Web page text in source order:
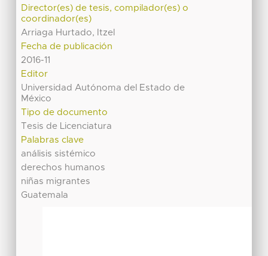
Director(es) de tesis, compilador(es) o
coordinador(es)
Arriaga Hurtado, Itzel
Fecha de publicación
2016-11
Editor
Universidad Autónoma del Estado de
México
Tipo de documento
Tesis de Licenciatura
Palabras clave
análisis sistémico
derechos humanos
niñas migrantes
Guatemala